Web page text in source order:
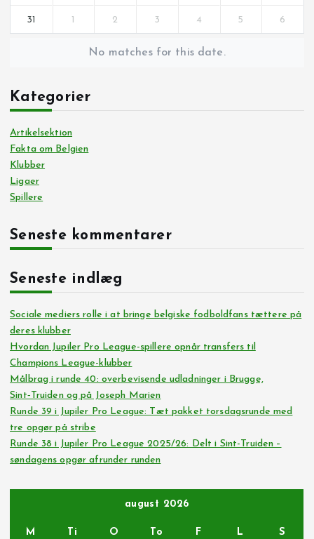
31 1 2 3 4 5 6
No matches for this date.
Kategorier
Artikelsektion
Fakta om Belgien
Klubber
Ligaer
Spillere
Seneste kommentarer
Seneste indlæg
Sociale mediers rolle i at bringe belgiske fodboldfans tættere på
deres klubber
Hvordan Jupiler Pro League-spillere opnår transfers til
Champions League-klubber
Målbrag i runde 40: overbevisende udladninger i Brugge,
Sint‑Truiden og på Joseph Marien
Runde 39 i Jupiler Pro League: Tæt pakket torsdagsrunde med
tre opgør på stribe
Runde 38 i Jupiler Pro League 2025/26: Delt i Sint-Truiden –
søndagens opgør afrunder runden
august 2026
M Ti O To F L S